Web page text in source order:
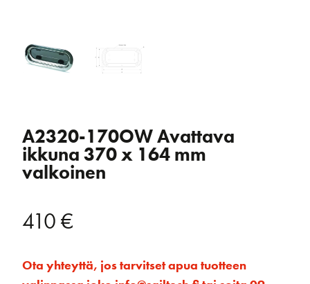
A2320-170OW Avattava
ikkuna 370 x 164 mm
valkoinen
410€
Ota yhteyttä, jos tarvitset apua tuotteen